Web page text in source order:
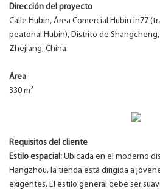
Dirección del proyecto
Calle Hubin, Área Comercial Hubin in77
peatonal Hubin), Distrito de
Zhejiang, China
Área
330 m²
Requisitos del cliente
Estilo espacial: Ubicada en el moderno
Hangzhou, la tienda está dirigida a
exigentes. El estilo general debe ser